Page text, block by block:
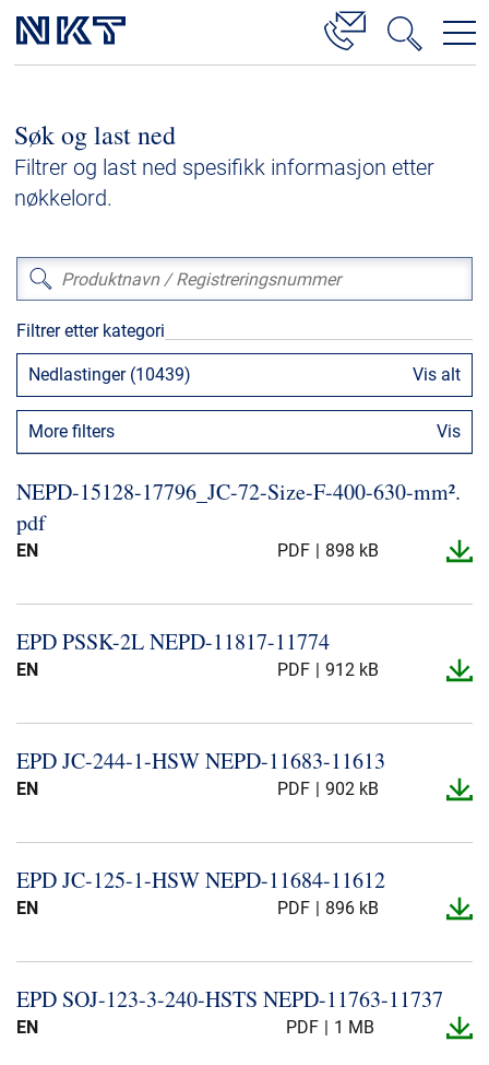
Høyspenningskabelløsninger
Kabelservice
Lavspenning
Høyspenningskabeltilbehør
Mellomspenningskabeltilbehør
Referanser
Nedlastinger
Presse og arrangementer
Om oss
NKT ved første øyekast
Bærekraft
Søk og last ned
Filtrer og last ned spesifikk informasjon etter
nøkkelord.
Filtrer etter kategori
Nedlastinger (10439) Vis alt
More filters Vis
NEPD-​15128-​17796_​JC-​72-​Size-​F-​400-​630-​mm².​
pdf
EN PDF 898 kB
EPD PSSK-​2L NEPD-​11817-​11774
EN PDF 912 kB
EPD JC-​244-​1-​HSW NEPD-​11683-​11613
EN PDF 902 kB
EPD JC-​125-​1-​HSW NEPD-​11684-​11612
EN PDF 896 kB
EPD SOJ-​123-​3-​240-​HSTS NEPD-​11763-​11737
EN PDF 1 MB